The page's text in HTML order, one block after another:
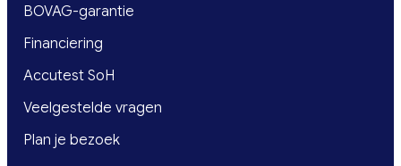
BOVAG-garantie
Financiering
Accutest SoH
Veelgestelde vragen
Plan je bezoek